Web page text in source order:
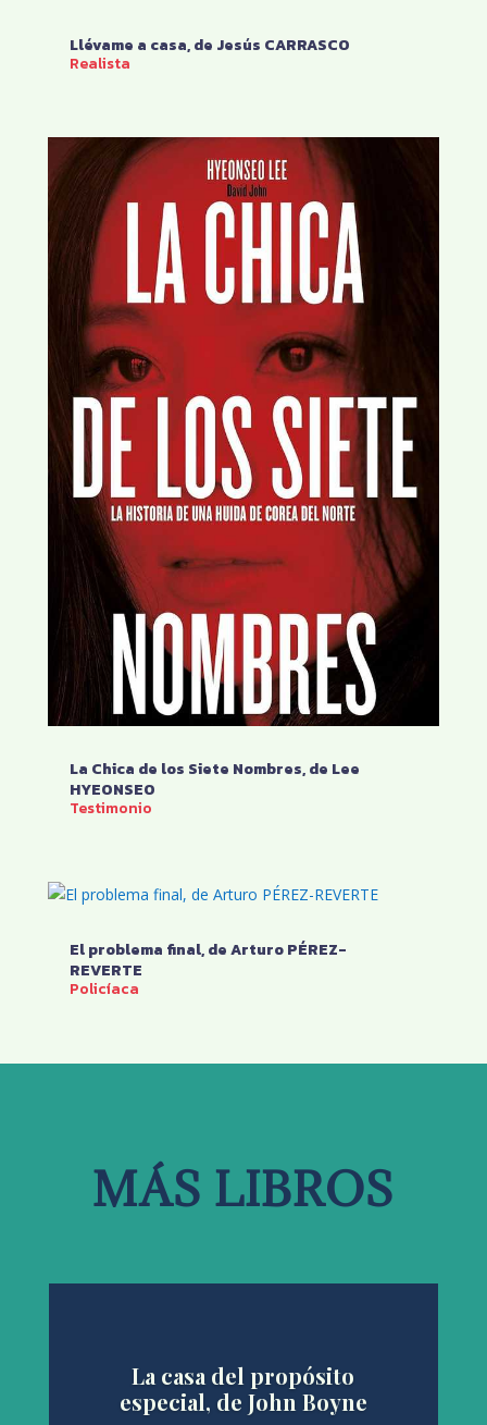
Llévame a casa, de Jesús CARRASCO
Realista
La Chica de los Siete Nombres, de Lee
HYEONSEO
Testimonio
El problema final, de Arturo PÉREZ-
REVERTE
Policíaca
MÁS LIBROS
La casa del propósito
especial, de John Boyne